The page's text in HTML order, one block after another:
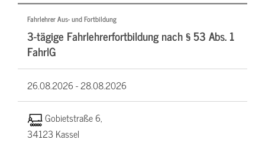
Fahrlehrer Aus- und Fortbildung
3-tägige Fahrlehrerfortbildung nach § 53 Abs. 1
FahrlG
26.08.2026 -28.08.2026
Gobietstraße 6,
34123 Kassel